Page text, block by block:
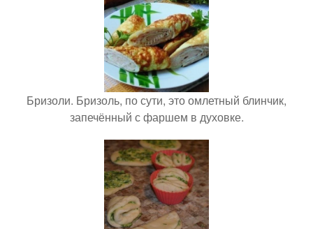
Бризоли. Бризоль, по сути, это омлетный блинчик,
запечённый с фаршем в духовке.